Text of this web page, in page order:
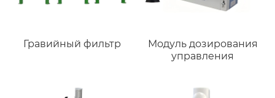
Гравийный фильтр
Модуль дозирования
управления